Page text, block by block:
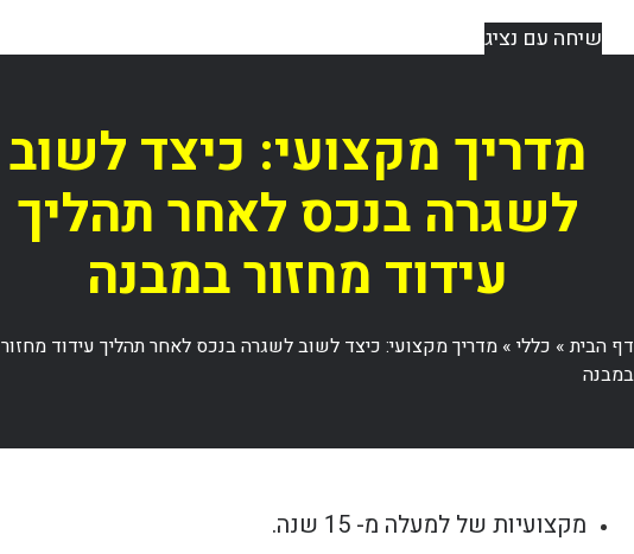
שיחה עם נציג
מדריך מקצועי: כיצד לשוב
לשגרה בנכס לאחר תהליך
עידוד מחזור במבנה
דף הבית» כללי » מדריך מקצועי: כיצד לשוב לשגרה בנכס לאחר תהליך עידוד מחזור
במבנה
מקצועיות של למעלה מ- 15 שנה.